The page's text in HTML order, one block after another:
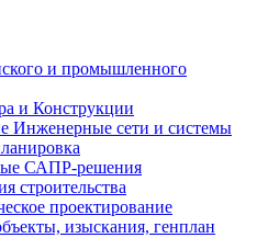
и промышленного
и Конструкции
Инженерные сети и системы
САПР-решения
строительства
проектирование
изыскания, генплан